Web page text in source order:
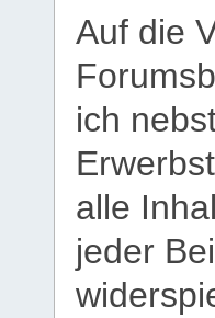
Auf die
ich
alle
jeder